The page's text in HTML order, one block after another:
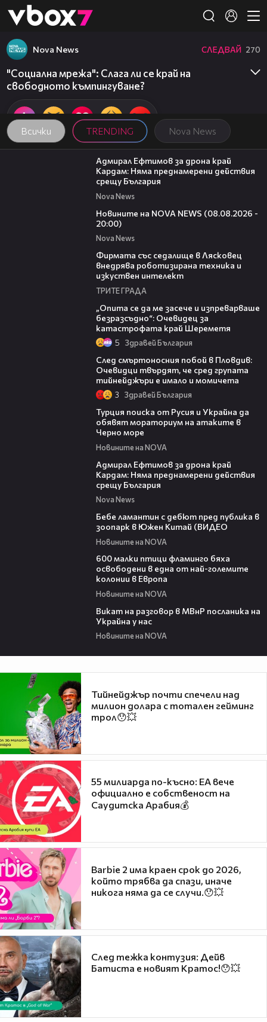
👾
Всички TRENDING Nova News
Nova News СЛЕДВАЙ 270
"Социална мрежа": Слага ли се край на
свободното къмпингуване?
01:48
Адмирал Ефтимов за дрона край
Кардам: Няма преднамерени действия
срещу България
Nova News
Новините на NOVA NEWS (08.08.2026 -
20:00)
Nova News
Фирмата със седалище в Лясковец
внедрява роботизирана техника и
изкуствен интелект
ТРИТЕ ГРАДА
„Опита се да ме засече и изпреварваше
безразсъдно“: Очевидец за
катастрофата край Шереметя
5 Здравей България
След смъртоносния побой в Пловдив:
Очевидци твърдят, че сред групата
тийнейджъри е имало и момичета
3 Здравей България
Турция поиска от Русия и Украйна да
обявят мораториум на атаките в
Черно море
Новините на NOVA
Адмирал Ефтимов за дрона край
Кардам: Няма преднамерени действия
срещу България
Nova News
Бебе ламантин с дебют пред публика в
зоопарк в Южен Китай (ВИДЕО
Новините на NOVA
600 малки птици фламинго бяха
освободени в една от най-големите
колонии в Европа
Новините на NOVA
Викат на разговор в МВнР посланика на
Украйна у нас
Новините на NOVA
Тийнейджър почти спечели над
милион долара с тотален гейминг
трол😯💥
55 милиарда по-късно: EA вече
официално е собственост на
Саудитска Арабия💰
Barbie 2 има краен срок до 2026,
който трябва да спази, иначе
никога няма да се случи.😯💥
След тежка контузия: Дейв
Батиста е новият Кратос!😯💥